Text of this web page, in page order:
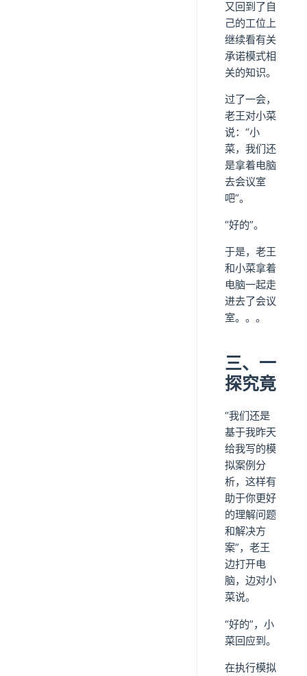
又回到了自
己的工位上
继续看有关
承诺模式相
关的知识。
过了一会，
老王对小菜
说：“小
菜，我们还
是拿着电脑
去会议室
吧”。
“好的”。
于是，老王
和小菜拿着
电脑一起走
进去了会议
室。。。
三、一
探究竟
“我们还是
基于我昨天
给我写的模
拟案例分
析，这样有
助于你更好
的理解问题
和解决方
案”，老王
边打开电
脑，边对小
菜说。
“好的”，小
菜回应到。
在执行模拟